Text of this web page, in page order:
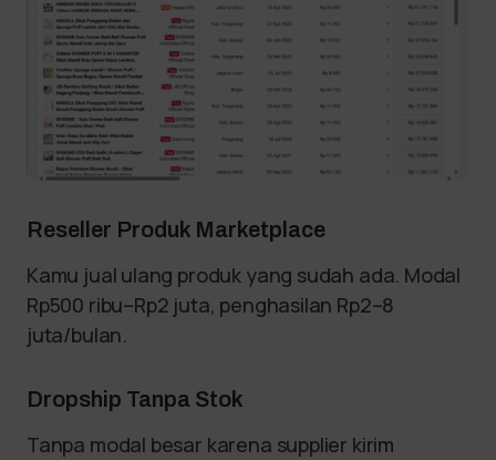
Reseller Produk Marketplace
Kamu jual ulang produk yang sudah ada. Modal
Rp500 ribu–Rp2 juta, penghasilan Rp2–8
juta/bulan.
Dropship Tanpa Stok
Tanpa modal besar karena supplier kirim